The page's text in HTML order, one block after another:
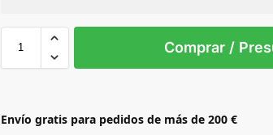
WHITE
SILVER
Comprar /
Envío gratis para pedidos de más de 200 €